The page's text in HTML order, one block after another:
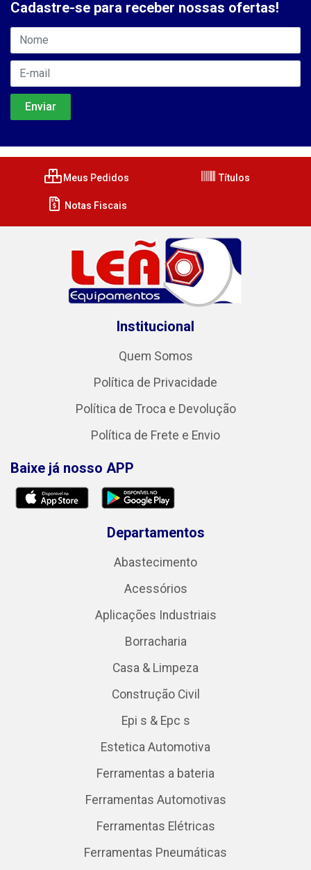
Cadastre-se para receber nossas ofertas!
Meus Pedidos Títulos
Notas Fiscais
Institucional
Quem Somos
Política de Privacidade
Política de Troca e Devolução
Política de Frete e Envio
Baixe já nosso APP
Departamentos
Abastecimento
Acessórios
Aplicações Industriais
Borracharia
Casa & Limpeza
Construção Civil
Epi s & Epc s
Estetica Automotiva
Ferramentas a bateria
Ferramentas Automotivas
Ferramentas Elétricas
Ferramentas Pneumáticas